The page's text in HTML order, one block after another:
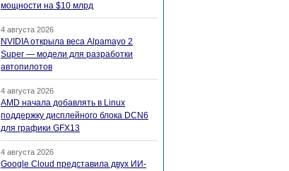
мощности на $10 млрд
4 августа 2026
NVIDIA открыла веса Alpamayo 2
Super — модели для разработки
автопилотов
4 августа 2026
AMD начала добавлять в Linux
поддержку дисплейного блока DCN6
для графики GFX13
4 августа 2026
Google Cloud представила двух ИИ-